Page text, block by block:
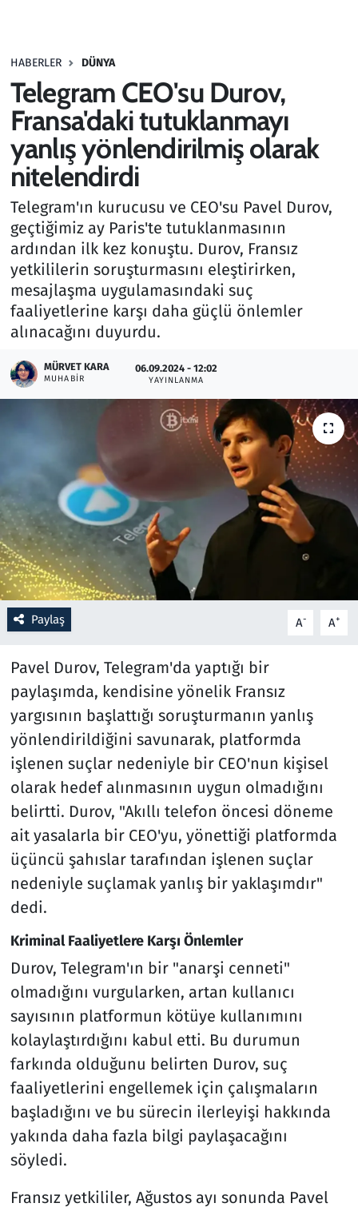
HABERLER DÜNYA
Telegram CEO'su Durov,
Fransa'daki tutuklanmayı
yanlış yönlendirilmiş olarak
nitelendirdi
Telegram'ın kurucusu ve CEO'su Pavel Durov,
geçtiğimiz ay Paris'te tutuklanmasının
ardından ilk kez konuştu. Durov, Fransız
yetkililerin soruşturmasını eleştirirken,
mesajlaşma uygulamasındaki suç
faaliyetlerine karşı daha güçlü önlemler
alınacağını duyurdu.
MÜRVET KARA
MUHABIR
06.09.2024 - 12:02
YAYINLANMA
Paylaş A- A+
Pavel Durov, Telegram'da yaptığı bir
paylaşımda, kendisine yönelik Fransız
yargısının başlattığı soruşturmanın yanlış
yönlendirildiğini savunarak, platformda
işlenen suçlar nedeniyle bir CEO'nun kişisel
olarak hedef alınmasının uygun olmadığını
belirtti. Durov, "Akıllı telefon öncesi döneme
ait yasalarla bir CEO'yu, yönettiği platformda
üçüncü şahıslar tarafından işlenen suçlar
nedeniyle suçlamak yanlış bir yaklaşımdır"
dedi.
Kriminal Faaliyetlere Karşı Önlemler
Durov, Telegram'ın bir "anarşi cenneti"
olmadığını vurgularken, artan kullanıcı
sayısının platformun kötüye kullanımını
kolaylaştırdığını kabul etti. Bu durumun
farkında olduğunu belirten Durov, suç
faaliyetlerini engellemek için çalışmaların
başladığını ve bu sürecin ilerleyişi hakkında
yakında daha fazla bilgi paylaşacağını
söyledi.
Fransız yetkililer, Ağustos ayı sonunda Pavel
Haber
Kültür Sanat
Kurumsal Haberler
Lezzet Durağı
Memur ve Kamu
Otomobil
Oyun
Resmi İlanlar
Sağlık
Savunma Sanayi
Seçim 2023
Spor
Televizyon